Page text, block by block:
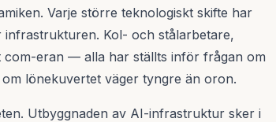
Varje större teknologiskt skifte har
Kol- och stålarbetare,
eran — alla har ställts inför frågan om
lönekuvertet väger tyngre än oron.
Utbyggnaden av AI-infrastruktur sker i